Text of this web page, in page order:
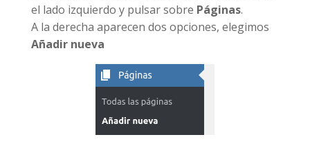
el lado izquierdo y pulsarsobre Páginas.
A la derecha aparecen dos opciones, elegimos
Añadir nueva